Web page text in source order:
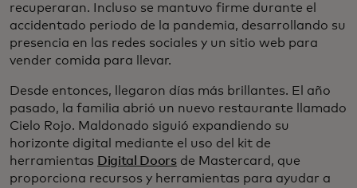
recuperaran. Incluso se mantuvo firme durante el
accidentado periodo de la pandemia, desarrollando su
presencia en las redes sociales y un sitio web para
vender comida para llevar.
Desde entonces, llegaron días más brillantes. El año
pasado, la familia abrió un nuevo restaurante llamado
Cielo Rojo. Maldonado siguió expandiendo su
horizonte digital mediante el uso del kit de
herramientas Digital Doorsde Mastercard, que
proporciona recursos y herramientas para ayudar a